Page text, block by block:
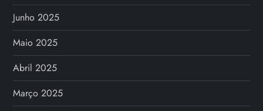
Junho 2025
Maio 2025
Abril 2025
Março 2025